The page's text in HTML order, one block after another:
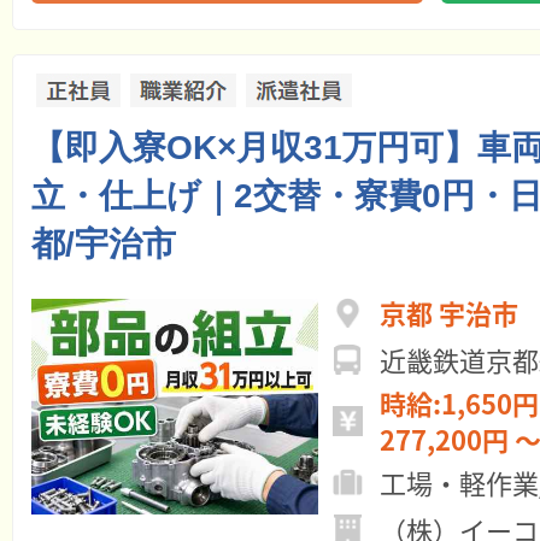
【即入寮OK×月収31万円可】車
立・仕上げ｜2交替・寮費0円・
都/宇治市
京都 宇治市
近畿鉄道京
時給:1,650
277,200円
工場・軽作
（株）イー